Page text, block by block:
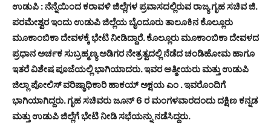
ಉಡುಪಿ : ನೆನ್ನೆಯಿಂದ ಕರಾವಳಿ ಜಿಲ್ಲೆಗಳ ಪ್ರವಾಸದಲ್ಲಿರುವ ರಾಜ್ಯ ಗೃಹ ಸಚಿವ ಜಿ.
ಪರಮೇಶ್ವರ ಇಂದು ಉಡುಪಿ ಜಿಲ್ಲೆಯ ಬೈಂದೂರು ತಾಲೂಕಿನ ಕೊಲ್ಲೂರು
ಮೂಕಾಂಬಿಕಾ ದೇವಳಕ್ಕೆ ಭೇಟಿ ನೀಡಿದ್ದಾರೆ. ಕೊಲ್ಲೂರು ಮೂಕಾಂಬಿಕಾ ದೇವಳದ
ಪ್ರಧಾನ ಅರ್ಚಕ ಸುಬ್ರಹ್ಮಣ್ಯ ಅಡಿಗರ ನೇತ್ರತ್ವದಲ್ಲಿ ನೆಡೆದ ಚಂಡಿಹೋಮ ಹಾಗೂ
ಇತರೆ ವಿಶೇಷ ಪೂಜೆಯಲ್ಲಿ ಭಾಗಿಯಾದರು. ಇವರ ಆತ್ಮೀಯರು ಮತ್ತು ಉಡುಪಿ
ಜಿಲ್ಲಾ ಪೋಲಿಸ್ ವರಿಷ್ಠಾಧಿಕಾರಿ ಹಾಕಯ್ ಅಕ್ಷಯ ಎಂ . ಇವರೊಂದಿಗೆ
ಭಾಗಿಯಾಗಿದ್ದರು. ಗೃಹ ಸಚಿವರು ಜೂನ್ 6 ರ ಮಂಗಳವಾರದಂದು ದಕ್ಷಿಣ ಕನ್ನಡ
ಮತ್ತು ಉಡುಪಿ ಜಿಲ್ಲೆಗೆ ಭೇಟಿ ನೀಡಿ ಸಭೆಯನ್ನು ನಡೆಸಿದ್ದರು.